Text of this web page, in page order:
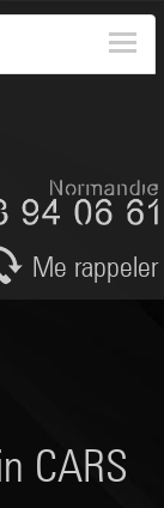
Me rappeler
CARS